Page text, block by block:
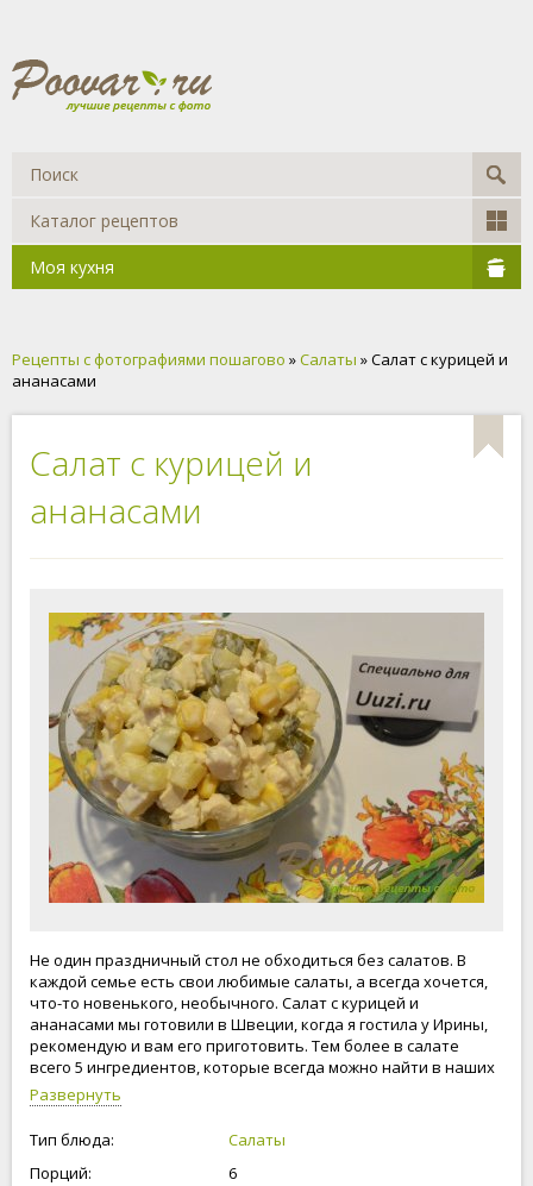
Каталог рецептов
Моя кухня
Рецепты с фотографиями пошагово »Салаты » Салат с курицей и
ананасами
Салат с курицей и
ананасами
Не один праздничный стол не обходиться без салатов. В
каждой семье есть свои любимые салаты, а всегда хочется,
что-то новенького, необычного. Салат с курицей и
ананасами мы готовили в Швеции, когда я гостила у Ирины,
рекомендую и вам его приготовить. Тем более в салате
всего 5 ингредиентов, которые всегда можно найти в наших
магазинах. Сладкий ананас и маринованные огурцы, но как
показала практика, что на первый взгляд продукты с
совершенно разными вкусами великолепно дополняют друг
друга по вкусовым качествам. С наступающим Вас
праздником!
Развернуть
Тип блюда:
Салаты
Порций:
6